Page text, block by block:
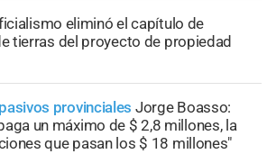
eliminó el capítulo de
tierras del proyecto de propiedad
provinciales Jorge Boasso:
un máximo de $ 2,8 millones, la
que pasan los $ 18 millones"